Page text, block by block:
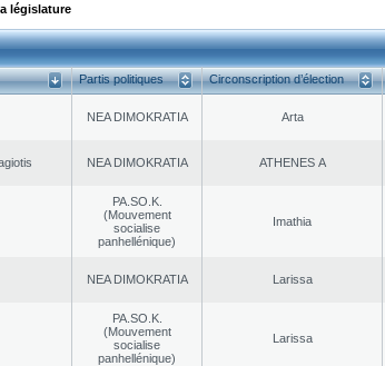
législature
Partis politiques Circonscription d’élection
NEA DΙMOKRATIA Arta
NEA DΙMOKRATIA ATHENES Α
PA.SO.K.
(Mouvement
socialise
panhellénique)
Imathia
NEA DΙMOKRATIA Larissa
PA.SO.K.
(Mouvement
socialise
panhellénique)
Larissa